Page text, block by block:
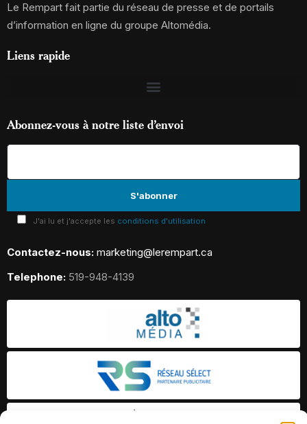
Le Rempart fait partie du réseau de presse et de portails
d’information en ligne du groupe Altomédia.
Liens rapide
Abonnez-vous à notre liste d’envoi
J'ai lu et j'accepte les conditions d'utilisation
Contactez-nous: marketing@lerempart.ca
Telephone: 519-948-4139